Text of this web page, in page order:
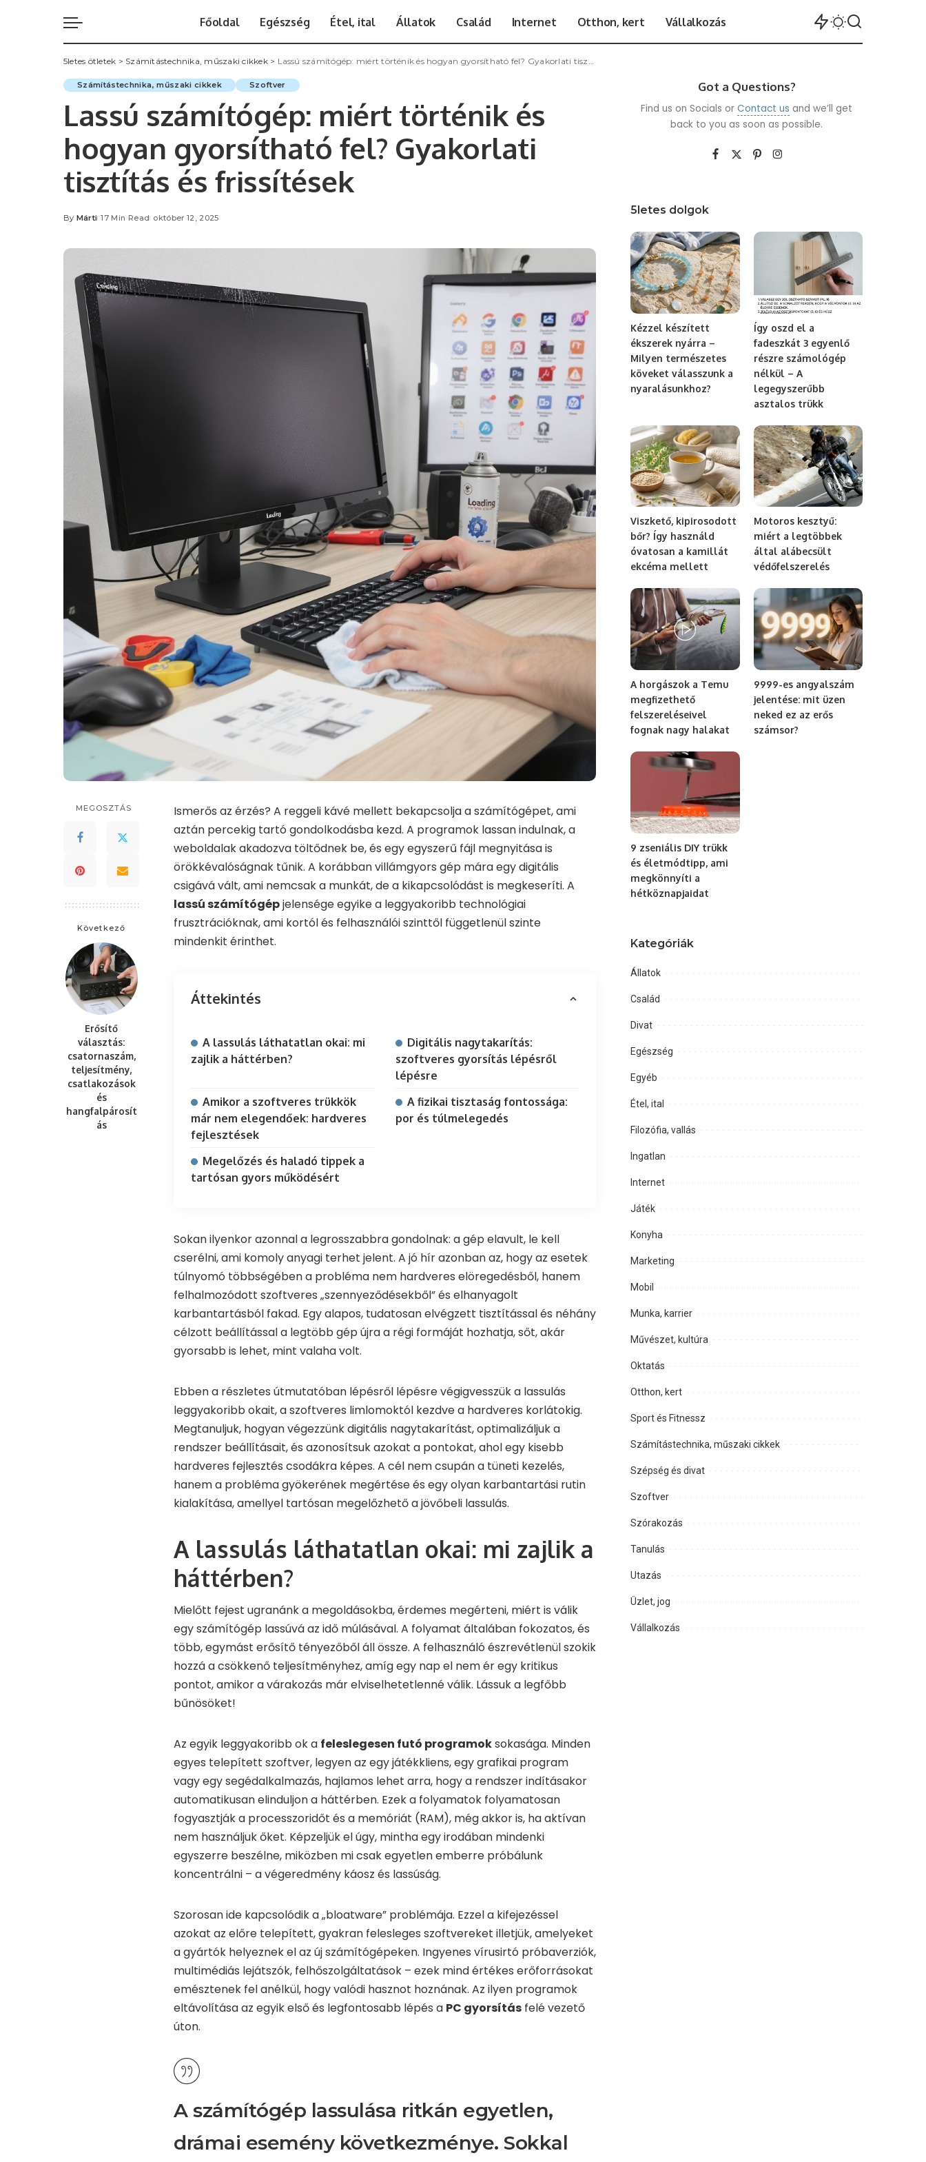
Főoldal Egészség Étel, ital Állatok Család Internet Otthon, kert Vállalkozás
5letes ötletek > Számítástechnika, műszaki cikkek> Lassú számítógép: miért történik és hogyan gyorsítható fel? Gyakorlati tisztítás és frissítések
Számítástechnika, műszaki cikkek Szoftver
Lassú számítógép: miért történik és
hogyan gyorsítható fel? Gyakorlati
tisztítás és frissítések
Posted
By Márti 17 Min Read október 12, 2025
MEGOSZTÁS
Következő
Erősítő
választás:
csatornaszám,
teljesítmény,
csatlakozások
és
hangfalpárosít
ás
Ismerős az érzés? A reggeli kávé mellett bekapcsolja a számítógépet, ami
aztán percekig tartó gondolkodásba kezd. A programok lassan indulnak, a
weboldalak akadozva töltődnek be, és egy egyszerű fájl megnyitása is
örökkévalóságnak tűnik. A korábban villámgyors gép mára egy digitális
csigává vált, ami nemcsak a munkát, de a kikapcsolódást is megkeseríti. A
lassú számítógépjelensége egyike a leggyakoribb technológiai
frusztrációknak, ami kortól és felhasználói szinttől függetlenül szinte
mindenkit érinthet.
Áttekintés
A lassulás láthatatlan okai: mi
zajlik a háttérben?
Digitális nagytakarítás:
szoftveres gyorsítás lépésről
lépésre
Amikor a szoftveres trükkök
már nem elegendőek: hardveres
fejlesztések
A fizikai tisztaság fontossága:
por és túlmelegedés
Megelőzés és haladó tippek a
tartósan gyors működésért
Sokan ilyenkor azonnal a legrosszabbra gondolnak: a gép elavult, le kell
cserélni, ami komoly anyagi terhet jelent. A jó hír azonban az, hogy az esetek
túlnyomó többségében a probléma nem hardveres elöregedésből, hanem
felhalmozódott szoftveres „szennyeződésekből” és elhanyagolt
karbantartásból fakad. Egy alapos, tudatosan elvégzett tisztítással és néhány
célzott beállítással a legtöbb gép újra a régi formáját hozhatja, sőt, akár
gyorsabb is lehet, mint valaha volt.
Ebben a részletes útmutatóban lépésről lépésre végigvesszük a lassulás
leggyakoribb okait, a szoftveres limlomoktól kezdve a hardveres korlátokig.
Megtanuljuk, hogyan végezzünk digitális nagytakarítást, optimalizáljuk a
rendszer beállításait, és azonosítsuk azokat a pontokat, ahol egy kisebb
hardveres fejlesztés csodákra képes. A cél nem csupán a tüneti kezelés,
hanem a probléma gyökerének megértése és egy olyan karbantartási rutin
kialakítása, amellyel tartósan megelőzhető a jövőbeli lassulás.
A lassulás láthatatlan okai: mi zajlik a
háttérben?
Mielőtt fejest ugranánk a megoldásokba, érdemes megérteni, miért is válik
egy számítógép lassúvá az idő múlásával. A folyamat általában fokozatos, és
több, egymást erősítő tényezőből áll össze. A felhasználó észrevétlenül szokik
hozzá a csökkenő teljesítményhez, amíg egy nap el nem ér egy kritikus
pontot, amikor a várakozás már elviselhetetlenné válik. Lássuk a legfőbb
bűnösöket!
Az egyik leggyakoribb ok a feleslegesen futó programoksokasága. Minden
egyes telepített szoftver, legyen az egy játékkliens, egy grafikai program
vagy egy segédalkalmazás, hajlamos lehet arra, hogy a rendszer indításakor
automatikusan elinduljon a háttérben. Ezek a folyamatok folyamatosan
fogyasztják a processzoridőt és a memóriát (RAM), még akkor is, ha aktívan
nem használjuk őket. Képzeljük el úgy, mintha egy irodában mindenki
egyszerre beszélne, miközben mi csak egyetlen emberre próbálunk
koncentrálni – a végeredmény káosz és lassúság.
Szorosan ide kapcsolódik a „bloatware” problémája. Ezzel a kifejezéssel
azokat az előre telepített, gyakran felesleges szoftvereket illetjük, amelyeket
a gyártók helyeznek el az új számítógépeken. Ingyenes vírusirtó próbaverziók,
multimédiás lejátszók, felhőszolgáltatások – ezek mind értékes erőforrásokat
emésztenek fel anélkül, hogy valódi hasznot hoznának. Az ilyen programok
eltávolítása az egyik első és legfontosabb lépés a PC gyorsítás felé vezető
úton.
A számítógép lassulása ritkán egyetlen,
drámai esemény következménye. Sokkal
Got a Questions?
Find us on Socials orContact us and we’ll get
back to you as soon as possible.
5letes dolgok
Kézzel készített
ékszerek nyárra –
Milyen természetes
köveket válasszunk a
nyaralásunkhoz?
Így oszd el a
fadeszkát 3 egyenlő
részre számológép
nélkül – A
legegyszerűbb
asztalos trükk
Viszkető, kipirosodott
bőr? Így használd
óvatosan a kamillát
ekcéma mellett
Motoros kesztyű:
miért a legtöbbek
által alábecsült
védőfelszerelés
A horgászok a Temu
megfizethető
felszereléseivel
fognak nagy halakat
9999-es angyalszám
jelentése: mit üzen
neked ez az erős
számsor?
9 zseniális DIY trükk
és életmódtipp, ami
megkönnyíti a
hétköznapjaidat
Kategóriák
Állatok
Család
Divat
Egészség
Egyéb
Étel, ital
Filozófia, vallás
Ingatlan
Internet
Játék
Konyha
Marketing
Mobil
Munka, karrier
Művészet, kultúra
Oktatás
Otthon, kert
Sport és Fitnessz
Számítástechnika, műszaki cikkek
Szépség és divat
Szoftver
Szórakozás
Tanulás
Utazás
Üzlet, jog
Vállalkozás